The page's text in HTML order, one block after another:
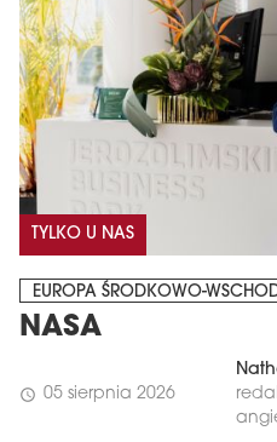
TYLKO U NAS
EUROPA ŚRODKOWO-
NASA
schedule 05 sierpnia 2026